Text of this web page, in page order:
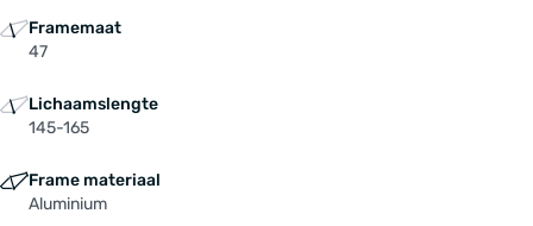
Framemaat
47
Lichaamslengte
145-165
Frame materiaal
Aluminium